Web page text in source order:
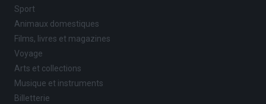
Sport
Animaux domestiques
Films, livres et magazines
Voyage
Arts et collections
Musique et instruments
Billetterie